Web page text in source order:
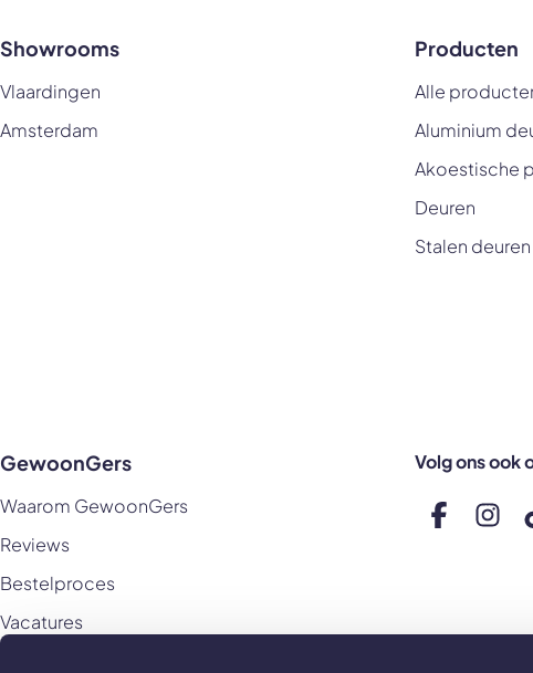
Showrooms
Vlaardingen
Amsterdam
Producten
Alle
Aluminium
Akoestische
Deuren
Stalen deuren
GewoonGers
Waarom GewoonGers
Reviews
Bestelproces
Vacatures
Volg ons ook
Volg ons
Volg